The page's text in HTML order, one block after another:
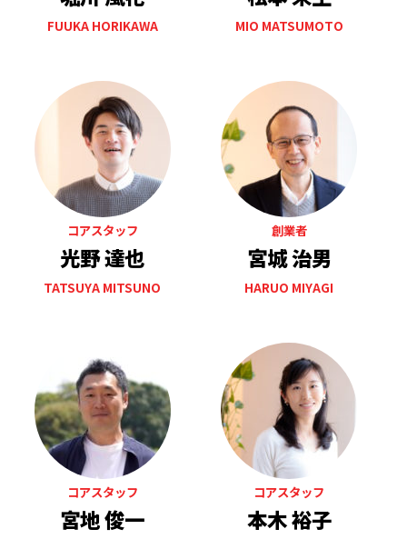
FUUKA HORIKAWA MIO MATSUMOTO
コアスタッフ
光野 達也
TATSUYA MITSUNO
創業者
宮城 治男
HARUO MIYAGI
コアスタッフ
宮地 俊一
コアスタッフ
本木 裕子